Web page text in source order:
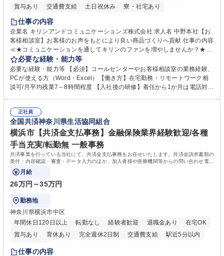
賞与あり 交通費支給 土日祝休み 寮・社宅あり
仕事の内容
企業名 キリンアンドコミュニケーションズ株式会社 求人名 中野本社【お
客様相談室】お客様のお声をもとにより良い商品づくりへ貢献 仕事の内容
≪★コミュニケーションを通してキリンのファンを増やしませんか？★≫
お客様のお声をより良い商品づくりに活かしていく上で、窓口となるお客
様相談室でのお仕事です。 日々お客様からいただくキリングループへのご
意見を、企業活動に活かしています。お客様からの声に迅速かつ誠意をも
って対応、情報提供するとともにグループ内活動に反映しています。 【具
平均100件前後■メール・手紙：同上40件前後 募集職種 中野本社【お客様
相談室】お客様のお声をもとにより良い商品づくりへ貢献
必要な経験・能力等
必要な経験・能力等 【必須】コールセンターやお客様相談室の業務経験、
PCが使える方（Word・Excel）【働き方】在宅勤務・リモートワーク相
談可/月平均残業7～8時間程度 【入社後の研修】着任から1か月は電話対応
すのでご安心ください。 【当社について】キリングループの広報機能を担
う会社として、お客様との出会いを大切にし、磨き上げたホスピタリティ
を込めてコミュニケーションをとりながら広報関連業務を行っておりま
す。 学歴・資格 学歴：大学院 大学 高専 短大 専修学校 高校 語学力： 資
格：
正社員
全国共済神奈川県生活協同組合
横浜市【共済金支払事務】金融保険業界経験歓迎/各種
手当充実/転勤無 一般事務
共済事業を行っている当社にて、共済金支払事務をお任せいたします。共済金請求書類の
受付・内容確認・審査・データ入力のほか、加入者様や医療機関等からの問い合わせ電話
対応や書類発送等を担当します。
月給
26万円～35万円
勤務地
神奈川県横浜市中区
年間休日120日以上
転勤なし 経験者歓迎 退職金あり
在宅OK
賞与あり
育休あり 完全週休2日制 交通費支給
駅近5分以内
土日祝休み
仕事の内容